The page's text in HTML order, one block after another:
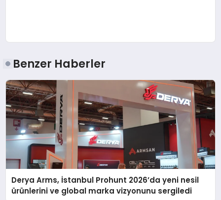
Benzer Haberler
Derya Arms, İstanbul Prohunt 2026’da yeni nesil
ürünlerini ve global marka vizyonunu sergiledi